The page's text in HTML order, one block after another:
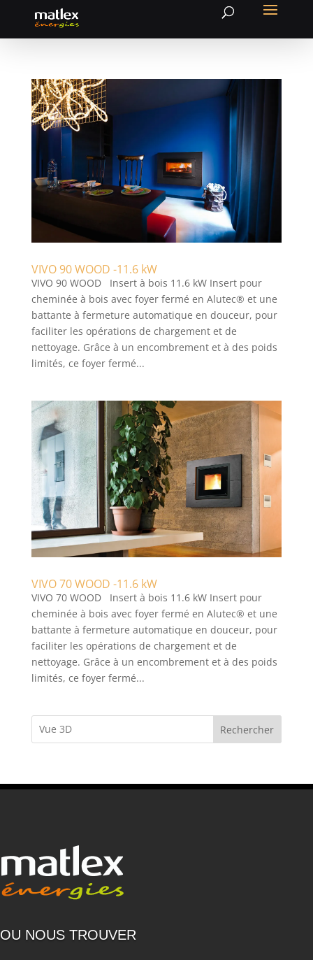
VIVO 90 WOOD -11.6 kW
VIVO 90 WOOD Insert à bois 11.6 kW Insert pour
cheminée à bois avec foyer fermé en Alutec® et une
battante à fermeture automatique en douceur, pour
faciliter les opérations de chargement et de
nettoyage. Grâce à un encombrement et à des poids
limités, ce foyer fermé...
VIVO 70 WOOD -11.6 kW
VIVO 70 WOOD Insert à bois 11.6 kW Insert pour
cheminée à bois avec foyer fermé en Alutec® et une
battante à fermeture automatique en douceur, pour
faciliter les opérations de chargement et de
nettoyage. Grâce à un encombrement et à des poids
limités, ce foyer fermé...
Rechercher
OU NOUS TROUVER